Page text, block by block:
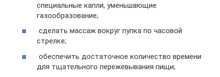
специальные капли, уменьшающие
газообразование;
сделать массаж вокруг пупка по часовой
стрелке;
обеспечить достаточное количество времени
для тщательного пережевывания пищи;